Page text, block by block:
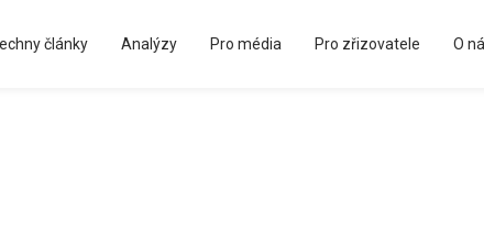
články Analýzy Pro média Pro zřizovatele O